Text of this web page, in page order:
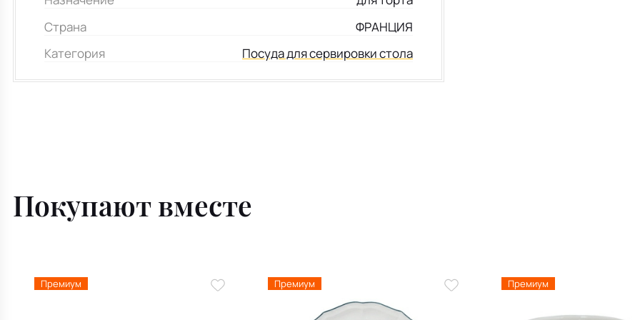
Страна
ФРАНЦИЯ
Категория
Посуда для сервировки стола
Покупают вместе
Премиум Премиум Премиум